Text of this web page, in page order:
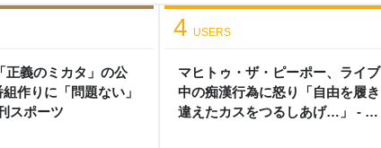
からお目こぼしをいただいているということを忘れずに。当然です
正義のミカタ」の公
作りに「問題ない」
スポーツ
マヒトゥ・ザ・ピーポー、ライブ
中の痴漢行為に怒り「自由を履き
違えたカスをつるしあげ…」 - 音
4 USERS